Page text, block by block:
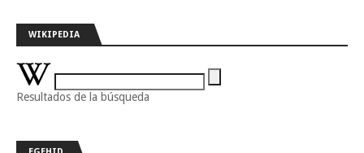
WIKIPEDIA
Resultados de la búsqueda